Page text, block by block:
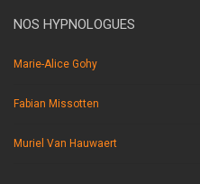
NOS HYPNOLOGUES
Marie-Alice Gohy
Fabian Missotten
Muriel Van Hauwaert